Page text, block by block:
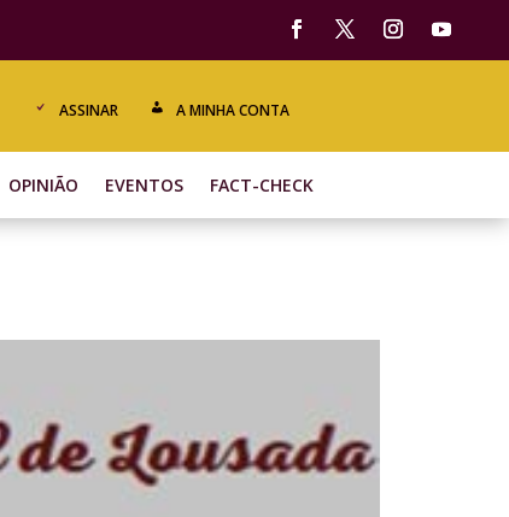
ASSINAR A MINHA CONTA
OPINIÃO EVENTOS FACT-CHECK